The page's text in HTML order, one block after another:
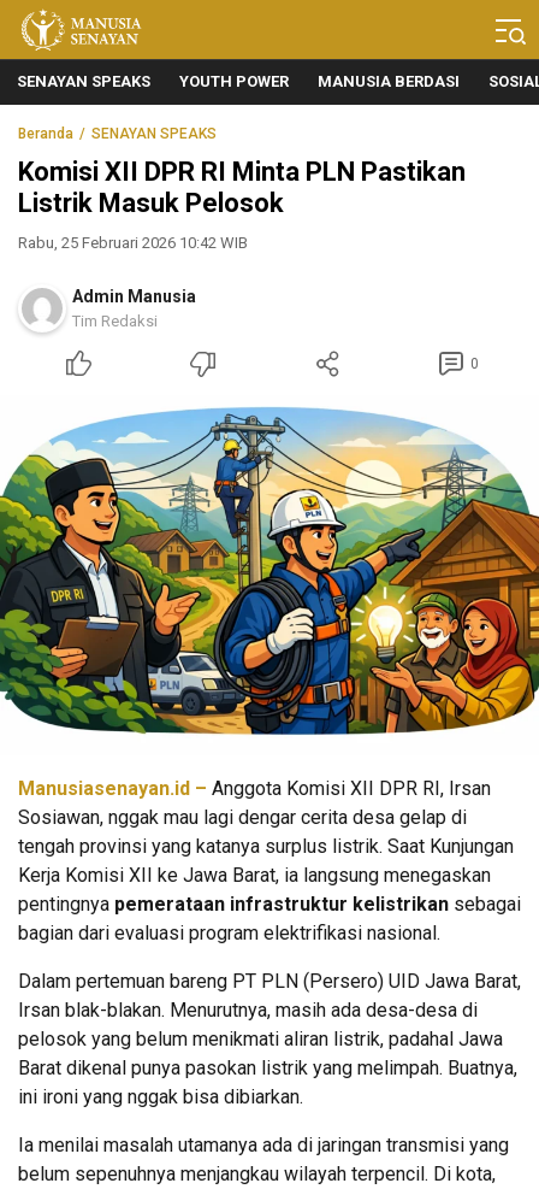
Manusia Senayan
Manusia Bicara, Senayan Bersuara
SENAYAN SPEAKS YOUTH POWER MANUSIA BERDASI
Beranda SENAYAN SPEAKS
Komisi XII DPR RI Minta PLN Pastikan
Listrik Masuk Pelosok
Rabu, 25 Februari 2026 10:42 WIB
Admin Manusia
Tim Redaksi
0
Manusiasenayan.id – Anggota Komisi XII DPR RI, Irsan
Sosiawan, nggak mau lagi dengar cerita desa gelap di
tengah provinsi yang katanya surplus listrik. Saat Kunjungan
Kerja Komisi XII ke Jawa Barat, ia langsung menegaskan
pentingnya pemerataan infrastruktur kelistrikan sebagai
bagian dari evaluasi program elektrifikasi nasional.
Dalam pertemuan bareng PT PLN (Persero) UID Jawa Barat,
Irsan blak-blakan. Menurutnya, masih ada desa-desa di
pelosok yang belum menikmati aliran listrik, padahal Jawa
Barat dikenal punya pasokan listrik yang melimpah. Buatnya,
ini ironi yang nggak bisa dibiarkan.
Ia menilai masalah utamanya ada di jaringan transmisi yang
belum sepenuhnya menjangkau wilayah terpencil. Di kota,